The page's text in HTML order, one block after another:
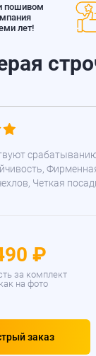
пошивом
лет!
Четкая
₽
за комплект
на фото
заказ